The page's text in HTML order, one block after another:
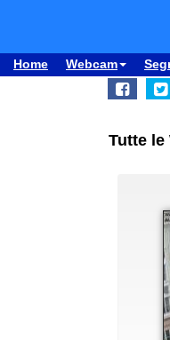
Home Webcam
Tutte le